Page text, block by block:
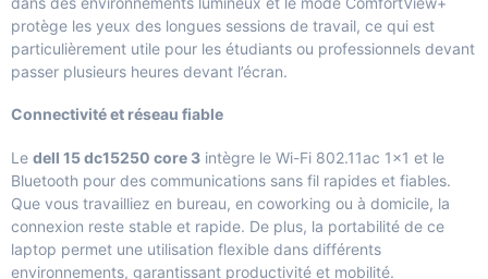
protège les yeux des longues sessions de travail, ce qui est
particulièrement utile pour les étudiants ou professionnels devant
passer plusieurs heures devant l’écran.
Connectivité et réseau fiable
Le dell 15 dc15250 core 3 intègre le Wi-Fi 802.11ac 1×1 et le
Bluetooth pour des communications sans fil rapides et fiables.
Que vous travailliez en bureau, en coworking ou à domicile, la
connexion reste stable et rapide. De plus, la portabilité de ce
laptop permet une utilisation flexible dans différents
environnements, garantissant productivité et mobilité.